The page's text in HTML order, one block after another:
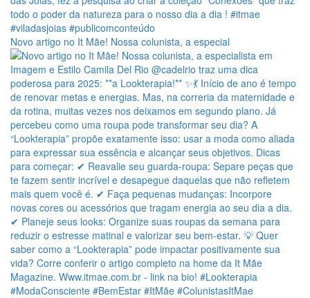
Novo artigo no It Mãe! Nossa colunista, a especial